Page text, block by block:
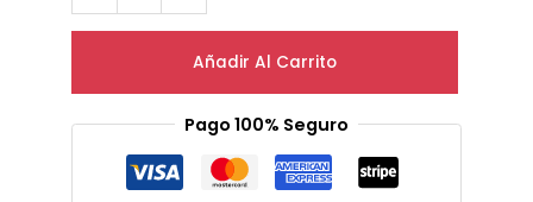
Añadir Al Carrito
Pago 100% Seguro